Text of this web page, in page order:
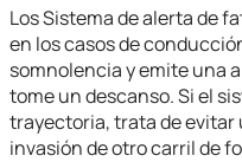
Los Sistema de alerta de
en los casos de
somnolencia y emite una
tome un descanso. Si el
trayectoria, trata de evitar
invasión de otro carril de